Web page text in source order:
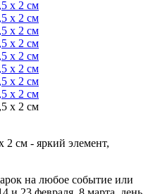
2 см - яркий элемент,
на любое событие или